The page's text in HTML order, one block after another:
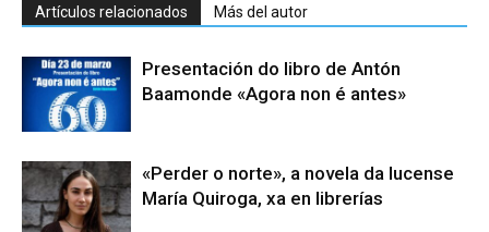
Artículos relacionados Más del autor
Presentación do libro de Antón
Baamonde «Agora non é antes»
«Perder o norte», a novela da lucense
María Quiroga, xa en librerías